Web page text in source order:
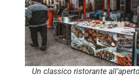
Un classico ristorante